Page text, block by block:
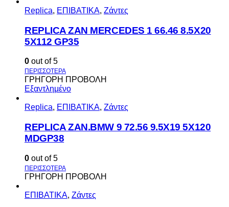
Replica, ΕΠΙΒΑΤΙΚΑ, Ζάντες
REPLICA ZAN MERCEDES 1 66.46 8.5X20
5X112 GP35
0 out of 5
ΓΡΗΓΟΡΗ ΠΡΟΒΟΛΗ
Εξαντλημένο
Replica, ΕΠΙΒΑΤΙΚΑ, Ζάντες
REPLICA ZAN.BMW 9 72.56 9.5X19 5X120
MDGP38
0 out of 5
ΓΡΗΓΟΡΗ ΠΡΟΒΟΛΗ
ΕΠΙΒΑΤΙΚΑ, Ζάντες